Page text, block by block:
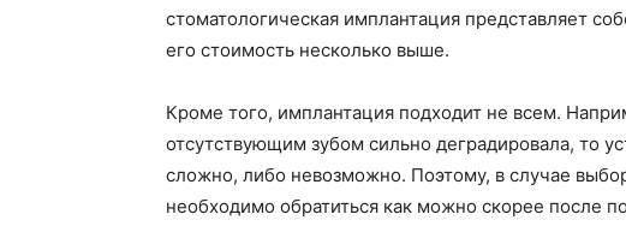
стоматологическая имплантация представляет
его стоимость несколько выше.
Кроме того, имплантация подходит не всем.
отсутствующим зубом сильно деградировала, то
сложно, либо невозможно. Поэтому, в случае
необходимо обратиться как можно скорее после